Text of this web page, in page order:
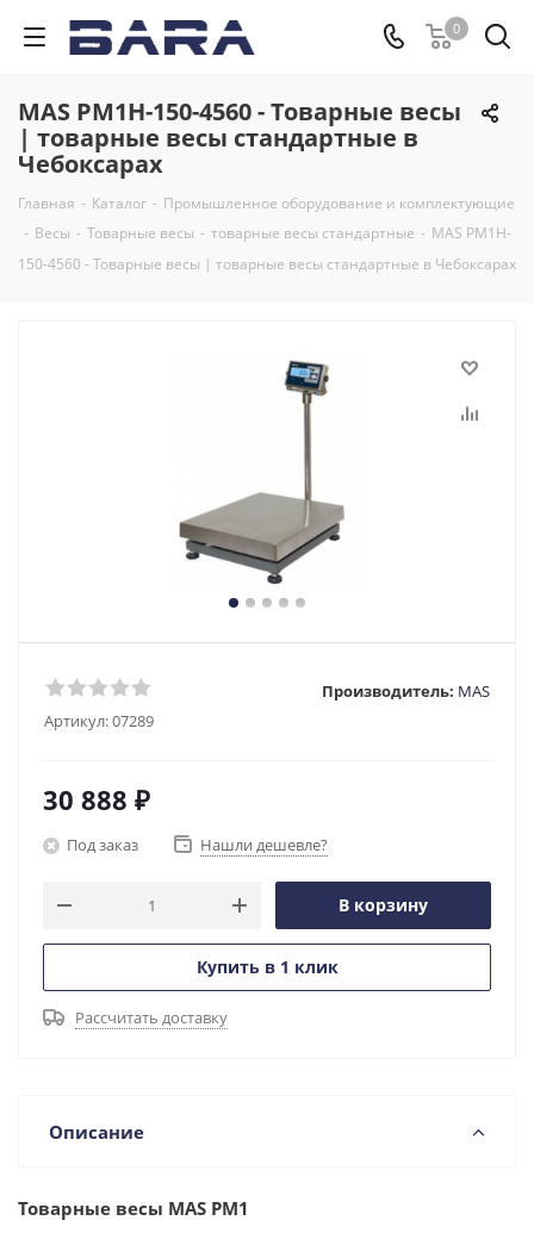
0
MAS PM1H-150-4560 - Товарные весы
| товарные весы стандартные в
Чебоксарах
Главная - Каталог - Промышленное оборудование и комплектующие
- Весы - Товарные весы - товарные весы стандартные - MAS PM1H-
150-4560 - Товарные весы | товарные весы стандартные в Чебоксарах
Артикул:07289
Производитель: MAS
30 888 ₽
Под заказ Нашли дешевле?
В корзину
Купить в 1 клик
Рассчитать доставку
Описание
Товарные весы MAS PM1